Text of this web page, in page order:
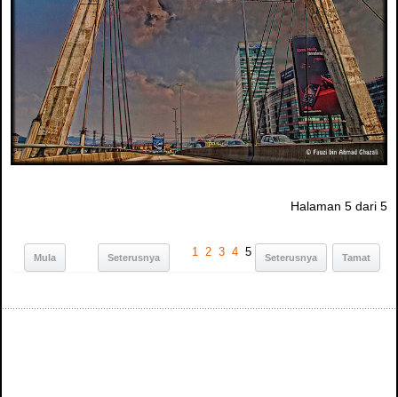
Halaman 5 dari 5
Mula Seterusnya 1 2 3 4 5 Seterusnya Tamat